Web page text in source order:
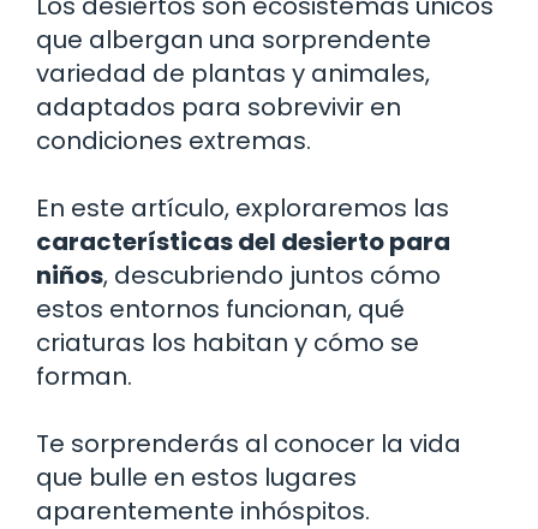
que albergan una sorprendente
variedad de plantas y animales,
adaptados para sobrevivir en
condiciones extremas.
En este artículo, exploraremos las
características del desierto para
niños, descubriendo juntos cómo
estos entornos funcionan, qué
criaturas los habitan y cómo se
forman.
Te sorprenderás al conocer la vida
que bulle en estos lugares
aparentemente inhóspitos.